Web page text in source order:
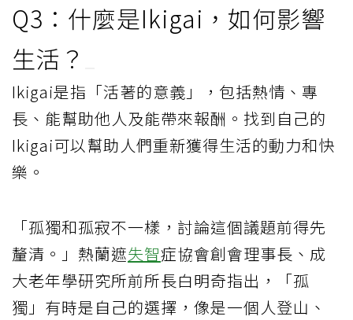
Q3：什麼是Ikigai，如何影響
生活？
Ikigai是指「活著的意義」，包括熱情、專
長、能幫助他人及能帶來報酬。找到自己的
Ikigai可以幫助人們重新獲得生活的動力和快
樂。
「孤獨和孤寂不一樣，討論這個議題前得先
釐清。」熱蘭遮失智症協會創會理事長、成
大老年學研究所前所長白明奇指出，「孤
獨」有時是自己的選擇，像是一個人登山、